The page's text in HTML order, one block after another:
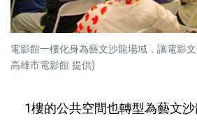
電影館一樓化身為藝文沙龍場域，讓電影
高雄市電影館 提供)
1樓的公共空間也轉型為藝文